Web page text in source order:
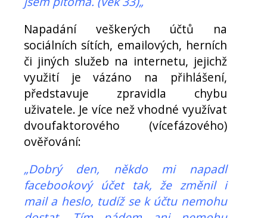
Napadání veškerých účtů na
sociálních sítích, emailových, herních
či jiných služeb na internetu, jejichž
využití je vázáno na přihlášení,
představuje zpravidla chybu
uživatele. Je více než vhodné využívat
dvoufaktorového (vícefázového)
ověřování:
„Dobrý den, někdo mi napadl
facebookový účet tak, že změnil i
mail a heslo, tudíž se k účtu nemohu